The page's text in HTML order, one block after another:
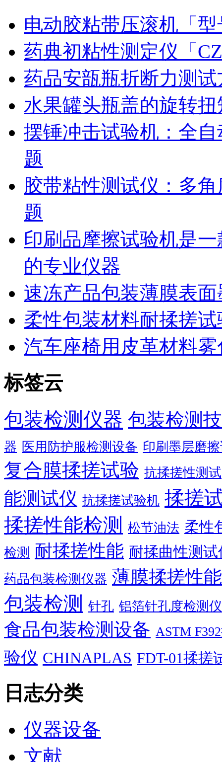
电动胶粘带压滚机「
药典初粘性测定仪「
药品安瓿瓶折断力测
水果罐头瓶盖的旋转
摆锤冲击试验机：全
题
胶带粘性测试仪：多
题
印刷品摩擦试验机是
的专业仪器
速冻产品包装薄膜表
柔性包装材料耐揉搓
汽车座椅用皮革材料
标签云
包装检测仪器 包装检测
器 医用防护服检测设备 印刷墨层磨
复合膜揉搓试验 抗揉搓性测试
能测试仪 抗揉搓试验机 揉搓
揉搓性能检测
松节油法 柔性
检测 耐揉搓性能 耐揉曲性测试
药品包装检测仪器 薄膜揉搓性
包装检测 针孔 铝箔针孔度检测
食品包装检测设备 ASTM
验仪 CHINAPLAS FDT-01揉搓
日志分类
仪器设备
文献